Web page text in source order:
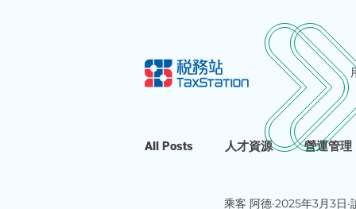
All Posts 人才資源 營運管理
乘客 阿德 2025年3月3日